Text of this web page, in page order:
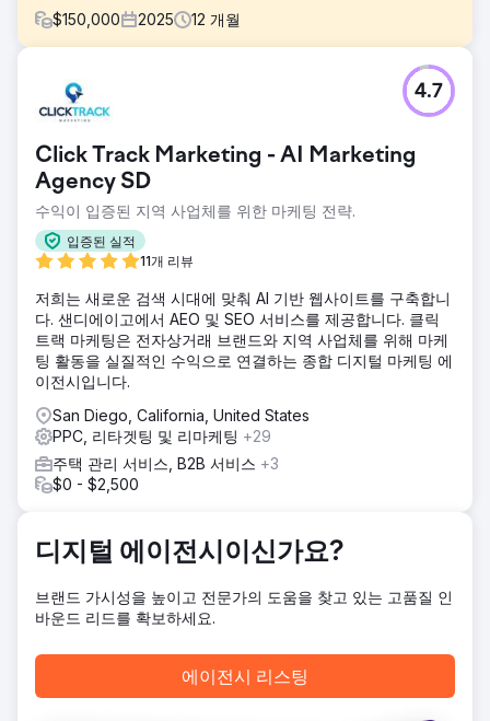
$150,000 2025 12 개월
고객사는 기존에 오프라인 방식으로만 차량을 판매해 왔지만,
월별 신규 차량 판매량에 만족하지 못하고 있었습니다. 오프라
동차 행사 참여 등이 포함되었지만, 각 방식에 투입되는 인력
과 신규 고객 확보에 소요되는 시간 때문에 고객당 비용이 높
았습니다. 고객사는 사업 확장을 위해 온라인 판매가 필요하다
는 것을 알고 있었지만, 광고에 대해서는 아는 바가 거의 없었
습니다.
솔루션
고객의 온라인 구매 경험에서 부족한 부분을 파악했습니다. 웹
사이트는 전환율 최적화(CRO)와 검색 엔진 최적화(SEO)가 미
흡하여 무료 유입 고객을 확보하지 못하고 있었습니다. 또한
고객의 구매 욕구를 자극할 핵심 판매 정보가 부족했습니다.
이 쇼핑몰의 차별점은 무엇이며, 고객이 랩핑 제품을 선택해야
맞춰 웹사이트를 개선했습니다. 이후 구글 애즈와 메타 애즈
(페이스북/인스타그램)를 활용한 본격적인 캠페인을 시작했습
니다. 키워드, 광고 문구, 리타겟팅을 최적화했습니다.
결과
다. 평균 랩핑 업체가 4,000달러를 기준으로 했을 때, 고객 1인
당 비용은 단 235달러였습니다. 처음 몇 달은 데이터 수집에
랩핑 서비스를 제공했습니다. 그 결과, 총 252만 달러의 매출
을 올렸습니다.
에이전시 페이지로 이동
Click Track Marketing - AI Marketing
Agency SD
수익이 입증된 지역 사업체를 위한 마케팅 전략.
입증된 실적
11개 리뷰
4.7
저희는 새로운 검색 시대에 맞춰 AI 기반 웹사이트를 구축합니
다. 샌디에이고에서 AEO 및 SEO 서비스를 제공합니다. 클릭
트랙 마케팅은 전자상거래 브랜드와 지역 사업체를 위해 마케
팅 활동을 실질적인 수익으로 연결하는 종합 디지털 마케팅 에
이전시입니다.
San Diego, California, United States
PPC, 리타겟팅 및 리마케팅 +29
주택 관리 서비스, B2B 서비스 +3
$0 - $2,500
디지털 에이전시이신가요?
브랜드 가시성을 높이고 전문가의 도움을 찾고 있는 고품질 인
바운드 리드를 확보하세요.
에이전시 리스팅